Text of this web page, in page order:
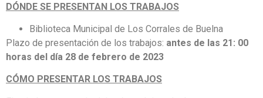
DÓNDE SE PRESENTAN LOS TRABAJOS
Biblioteca Municipal de Los Corrales de Buelna
Plazo de presentación de los trabajos: antes de las 21: 00
horas del día 28 de febrero de 2023
CÓMO PRESENTAR LOS TRABAJOS